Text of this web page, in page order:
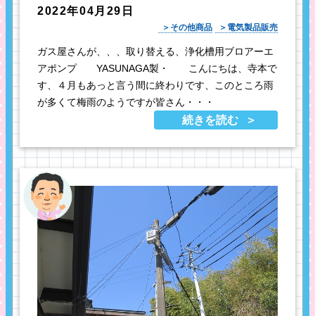
2022年04月29日
その他商品 電気製品販売
ガス屋さんが、、、取り替える、浄化槽用ブロアーエ
アポンプ YASUNAGA製・ こんにちは、寺本で
す、４月もあっと言う間に終わりです、このところ雨
が多くて梅雨のようですが皆さん・・・
続きを読む